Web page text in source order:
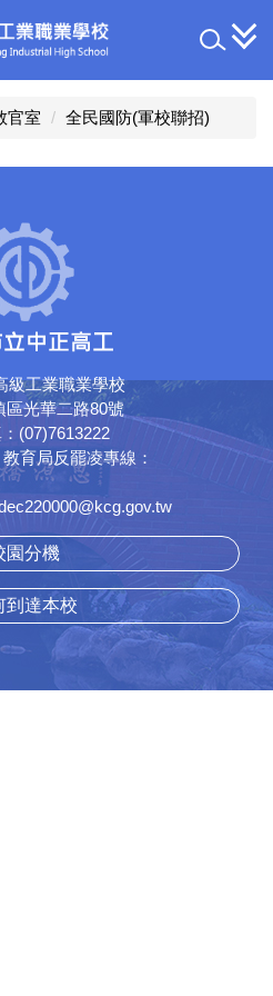
官室 全民國防(軍校聯招)
級工業職業學校
區光華二路80號
(07)7613222
育局反罷凌專線：
園分機
到達本校